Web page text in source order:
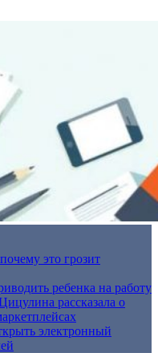
это грозит
ребенка на работу
рассказала о
электронный